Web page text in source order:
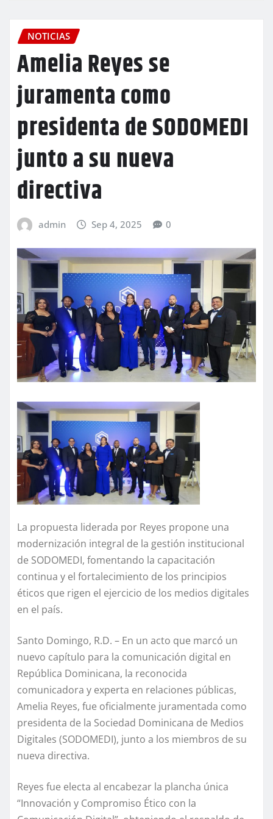
NOTICIAS
Amelia Reyes se
juramenta como
presidenta de SODOMEDI
junto a su nueva
directiva
admin Sep 4, 2025 0
La propuesta liderada por Reyes propone una
modernización integral de la gestión institucional
de SODOMEDI, fomentando la capacitación
continua y el fortalecimiento de los principios
éticos que rigen el ejercicio de los medios digitales
en el país.
Santo Domingo, R.D. – En un acto que marcó un
nuevo capítulo para la comunicación digital en
República Dominicana, la reconocida
comunicadora y experta en relaciones públicas,
Amelia Reyes, fue oficialmente juramentada como
presidenta de la Sociedad Dominicana de Medios
Digitales (SODOMEDI), junto a los miembros de su
nueva directiva.
Reyes fue electa al encabezar la plancha única
“Innovación y Compromiso Ético con la